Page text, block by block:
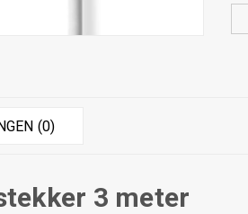
(0)
3 meter